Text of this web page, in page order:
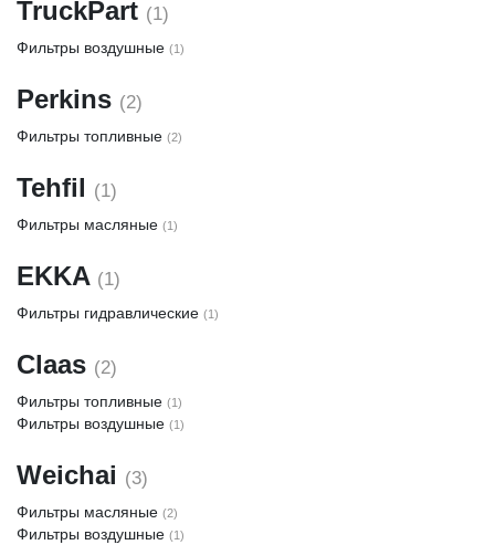
TruckPart (1)
Фильтры воздушные (1)
Perkins (2)
Фильтры топливные (2)
Tehfil (1)
Фильтры масляные (1)
EKKA (1)
Фильтры гидравлические (1)
Claas (2)
Фильтры топливные (1)
Фильтры воздушные (1)
Weichai (3)
Фильтры масляные (2)
Фильтры воздушные (1)